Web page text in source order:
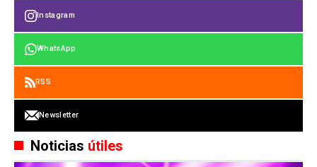
Instagram
WhatsApp
RSS
Newsletter
Noticias útiles